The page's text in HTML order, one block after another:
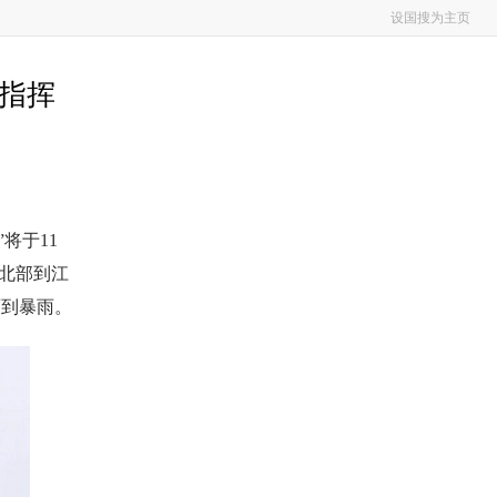
设国搜为主页
挥
于11
部到江
暴雨。